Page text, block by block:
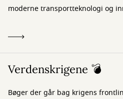
moderne transportteknologi og
Verdenskrigene 💣
Bøger der går bag krigens